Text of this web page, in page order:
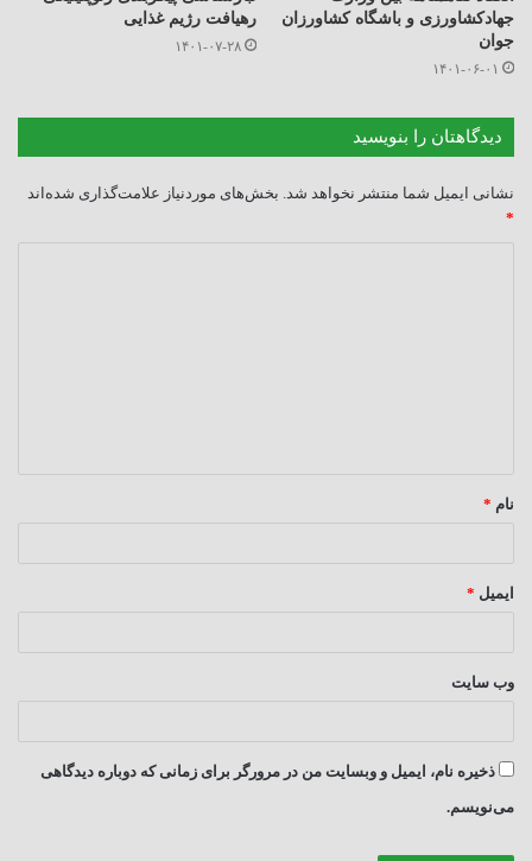
جهادکشاورزی و باشگاه کشاورزان
جوان
۱۴۰۱-۰۶-۰۱
رهیافت رژیم غذایی
۱۴۰۱-۰۷-۲۸
دیدگاهتان را بنویسید
نشانی ایمیل شما منتشر نخواهد شد. بخش‌های موردنیاز علامت‌گذاری شده‌اند
*
نام *
ایمیل *
وب‌ سایت
ذخیره نام، ایمیل و وبسایت من در مرورگر برای زمانی که دوباره دیدگاهی
می‌نویسم.